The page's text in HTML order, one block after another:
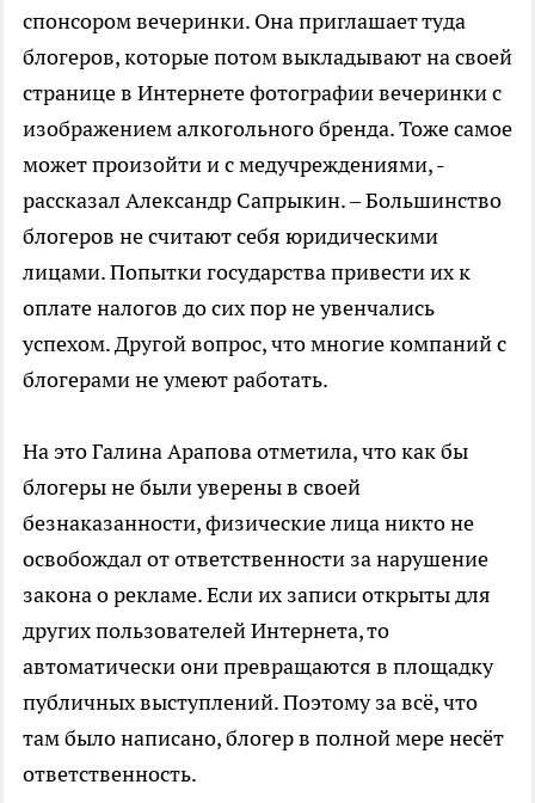
спонсором вечеринки. Она приглашает туда
блогеров, которые потом выкладывают на своей
странице в Интернете фотографии вечеринки с
изображением алкогольного бренда. Тоже самое
может произойти и с медучреждениями, -
рассказал Александр Сапрыкин. – Большинство
блогеров не считают себя юридическими
лицами. Попытки государства привести их к
оплате налогов до сих пор не увенчались
успехом. Другой вопрос, что многие компаний с
блогерами не умеют работать.
На это Галина Арапова отметила, что как бы
блогеры не были уверены в своей
безнаказанности, физические лица никто не
освобождал от ответственности за нарушение
закона о рекламе. Если их записи открыты для
других пользователей Интернета, то
автоматически они превращаются в площадку
публичных выступлений. Поэтому за всё, что
там было написано, блогер в полной мере несёт
ответственность.